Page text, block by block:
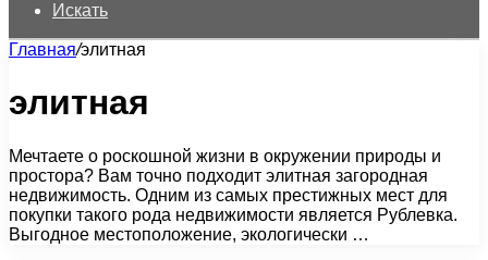
Искать
Главная/элитная
элитная
Мечтаете о роскошной жизни в окружении природы и
простора? Вам точно подходит элитная загородная
недвижимость. Одним из самых престижных мест для
покупки такого рода недвижимости является Рублевка.
Выгодное местоположение, экологически …